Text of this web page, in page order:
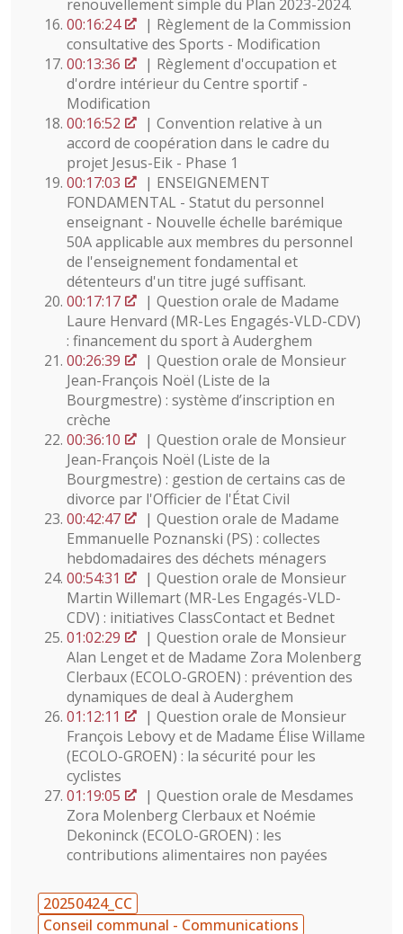
renouvellement simple du Plan 2023-2024.
00:16:24
| Règlement de la Commission
consultative des Sports - Modification
00:13:36
| Règlement d'occupation et
d'ordre intérieur du Centre sportif -
Modification
00:16:52
| Convention relative à un
accord de coopération dans le cadre du
projet Jesus-Eik - Phase 1
00:17:03
| ENSEIGNEMENT
FONDAMENTAL - Statut du personnel
enseignant - Nouvelle échelle barémique
50A applicable aux membres du personnel
de l'enseignement fondamental et
détenteurs d'un titre jugé suffisant.
00:17:17
| Question orale de Madame
Laure Henvard (MR-Les Engagés-VLD-CDV)
: financement du sport à Auderghem
00:26:39
| Question orale de Monsieur
Jean-François Noël (Liste de la
Bourgmestre) : système d’inscription en
crèche
00:36:10
| Question orale de Monsieur
Jean-François Noël (Liste de la
Bourgmestre) : gestion de certains cas de
divorce par l'Officier de l'État Civil
00:42:47
| Question orale de Madame
Emmanuelle Poznanski (PS) : collectes
hebdomadaires des déchets ménagers
00:54:31
| Question orale de Monsieur
Martin Willemart (MR-Les Engagés-VLD-
CDV) : initiatives ClassContact et Bednet
01:02:29
| Question orale de Monsieur
Alan Lenget et de Madame Zora Molenberg
Clerbaux (ECOLO-GROEN) : prévention des
dynamiques de deal à Auderghem
01:12:11
| Question orale de Monsieur
François Lebovy et de Madame Élise Willame
(ECOLO-GROEN) : la sécurité pour les
cyclistes
01:19:05
| Question orale de Mesdames
Zora Molenberg Clerbaux et Noémie
Dekoninck (ECOLO-GROEN) : les
contributions alimentaires non payées
20250424_CC
Conseil communal - Communications